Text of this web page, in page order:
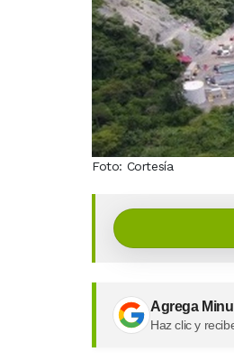
Foto: Cortesía
Agrega
Haz clic y